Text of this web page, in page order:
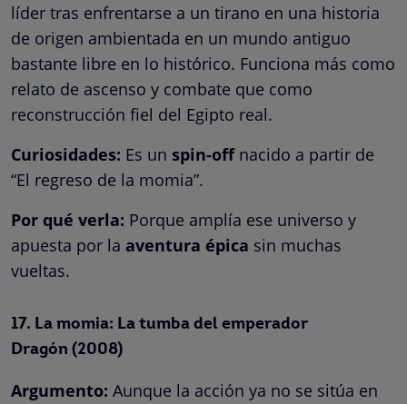
líder tras enfrentarse a un tirano en una historia
de origen ambientada en un mundo antiguo
bastante libre en lo histórico. Funciona más como
relato de ascenso y combate que como
reconstrucción fiel del Egipto real.
Curiosidades: Es un spin-offnacido a partir de
“El regreso de la momia”.
Por qué verla: Porque amplía ese universo y
apuesta por la aventura épica sin muchas
vueltas.
17. La momia: La tumba del emperador
Dragón (2008)
Argumento: Aunque la acción ya no se sitúa en